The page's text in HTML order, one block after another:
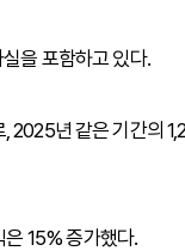
을 포함하고 있다.
2025년 같은 기간의
15% 증가했다.